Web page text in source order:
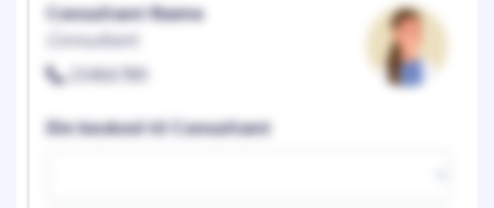
Consultant Name
Consultant
23456789
Din besked til Consultant